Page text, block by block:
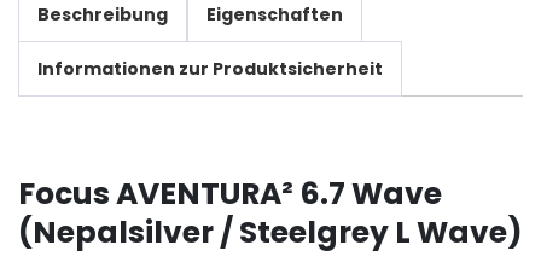
Beschreibung Eigenschaften
Informationen zur Produktsicherheit
Focus AVENTURA² 6.7 Wave
(Nepalsilver / Steelgrey L Wave)